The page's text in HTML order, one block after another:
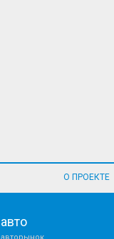
О ПРОЕКТЕ
авто